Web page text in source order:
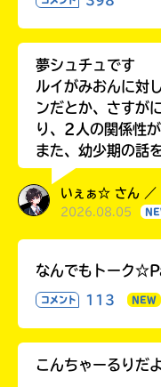
夢シュチュです
ルイがみおんに対
ンだとか、さすが
り、2人の関係性
また、幼少期の話
いぇぁ☆ さん ／
2026.08.05
なんでもトーク
コメント 113 NEW
こんちゃーるりだ